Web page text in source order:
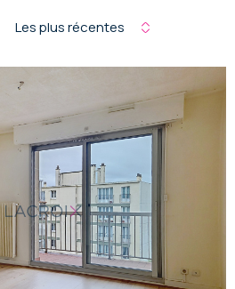
Les plus récentes
voir le
bien